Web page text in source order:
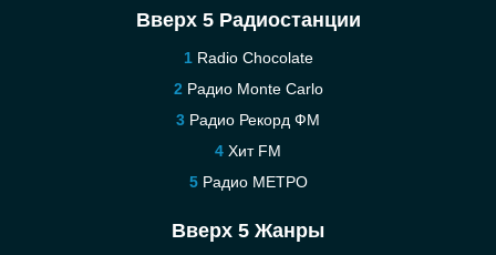
Вверх 5 Радиостанции
Radio Chocolate
Радио Monte Carlo
Радио Рекорд ФМ
Хит FM
Радио МЕТРО
Вверх 5 Жанры